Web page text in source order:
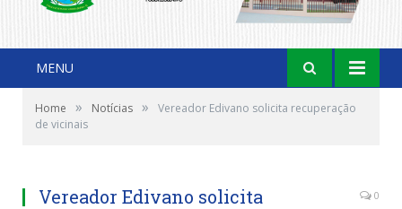
MENU
Home » Notícias »
Vereador Edivano solicita recuperação
de vicinais
Vereador Edivano solicita
0